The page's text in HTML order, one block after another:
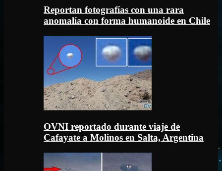
Reportan fotografías con una rara
anomalía con forma humanoide en Chile
OVNI reportado durante viaje de
Cafayate a Molinos en Salta, Argentina